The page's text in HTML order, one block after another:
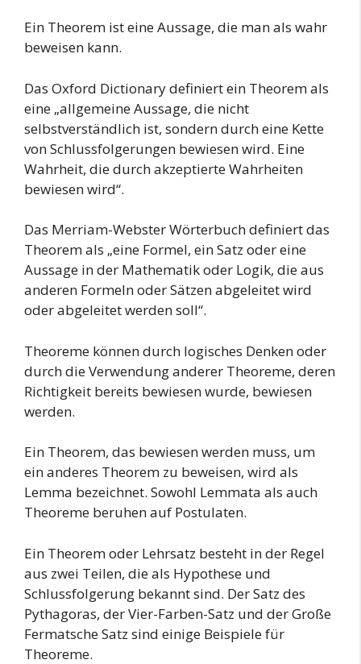
Ein Theorem ist eine Aussage, die man als wahr
beweisen kann.
Das Oxford Dictionary definiert ein Theorem als
eine „allgemeine Aussage, die nicht
selbstverständlich ist, sondern durch eine Kette
von Schlussfolgerungen bewiesen wird. Eine
Wahrheit, die durch akzeptierte Wahrheiten
bewiesen wird“.
Das Merriam-Webster Wörterbuch definiert das
Theorem als „eine Formel, ein Satz oder eine
Aussage in der Mathematik oder Logik, die aus
anderen Formeln oder Sätzen abgeleitet wird
oder abgeleitet werden soll“.
Theoreme können durch logisches Denken oder
durch die Verwendung anderer Theoreme, deren
Richtigkeit bereits bewiesen wurde, bewiesen
werden.
Ein Theorem, das bewiesen werden muss, um
ein anderes Theorem zu beweisen, wird als
Lemma bezeichnet. Sowohl Lemmata als auch
Theoreme beruhen auf Postulaten.
Ein Theorem oder Lehrsatz besteht in der Regel
aus zwei Teilen, die als Hypothese und
Schlussfolgerung bekannt sind. Der Satz des
Pythagoras, der Vier-Farben-Satz und der Große
Fermatsche Satz sind einige Beispiele für
Theoreme.